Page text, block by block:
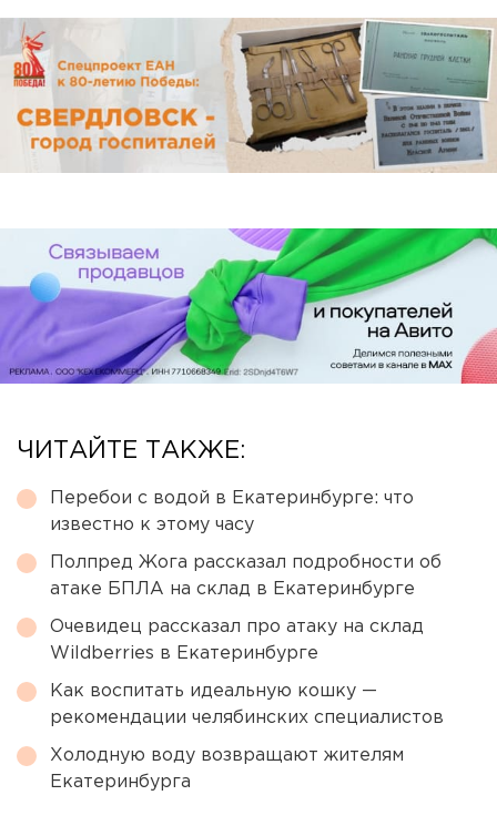
ЧИТАЙТЕ ТАКЖЕ:
Перебои с водой в Екатеринбурге: что
известно к этому часу
Полпред Жога рассказал подробности об
атаке БПЛА на склад в Екатеринбурге
Очевидец рассказал про атаку на склад
Wildberries в Екатеринбурге
Как воспитать идеальную кошку —
рекомендации челябинских специалистов
Холодную воду возвращают жителям
Екатеринбурга